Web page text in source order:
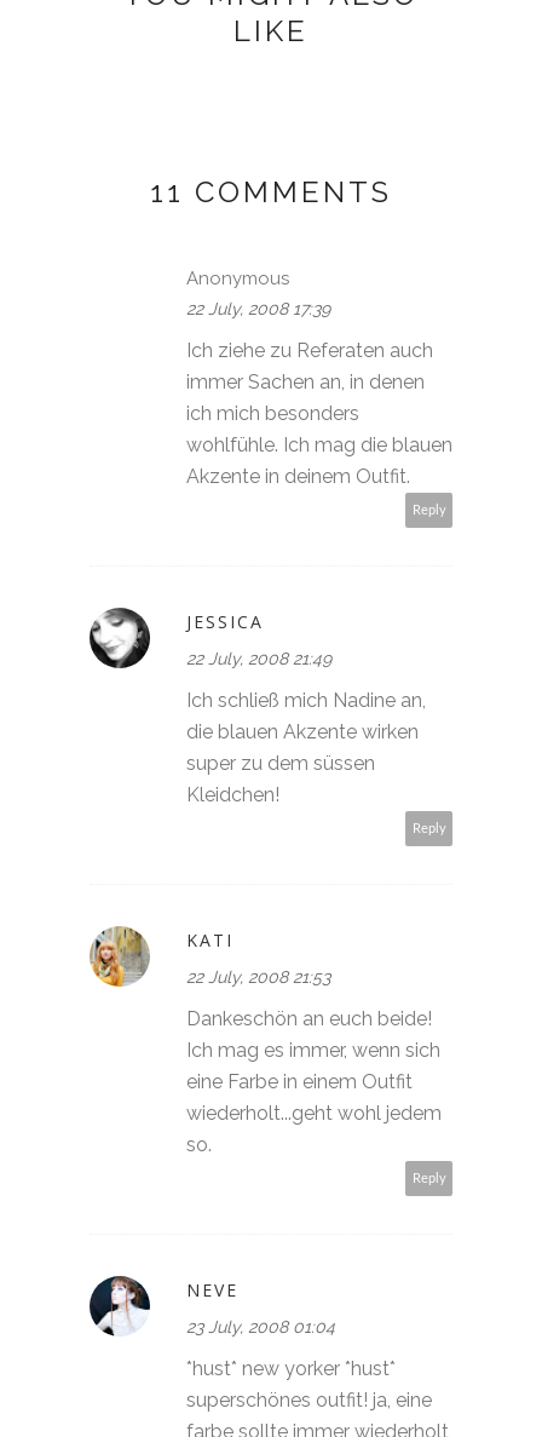
LIKE
11 COMMENTS
Anonymous
22 July, 2008 17:39
Ich ziehe zu Referaten auch
immer Sachen an, in denen
ich mich besonders
wohlfühle. Ich mag die blauen
Akzente in deinem Outfit.
Reply
JESSICA
22 July, 2008 21:49
Ich schließ mich Nadine an,
die blauen Akzente wirken
super zu dem süssen
Kleidchen!
Reply
KATI
22 July, 2008 21:53
Dankeschön an euch beide!
Ich mag es immer, wenn sich
eine Farbe in einem Outfit
wiederholt...geht wohl jedem
so.
Reply
NEVE
23 July, 2008 01:04
*hust* new yorker *hust*
superschönes outfit! ja, eine
farbe sollte immer wiederholt